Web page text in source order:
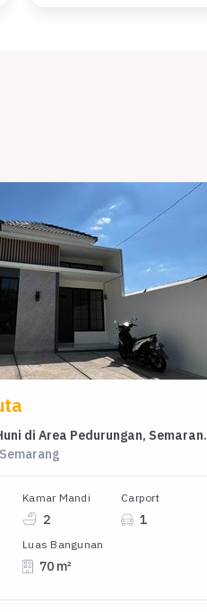
Rumah
Kamar Mandi
2
Carport
1
Luas Bangunan
70 m²